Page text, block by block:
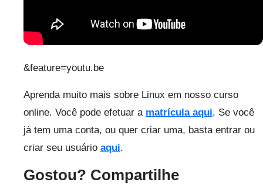
&feature=youtu.be
Aprenda muito mais sobre Linux em nosso curso
online. Você pode efetuar a matrícula aqui. Se você
já tem uma conta, ou quer criar uma, basta entrar ou
criar seu usuário aqui.
Gostou? Compartilhe